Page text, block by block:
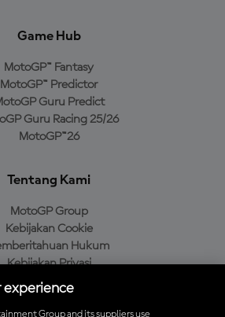
Game Hub
MotoGP™ Fantasy
MotoGP™ Predictor
Guru Predict
Guru Racing 25/26
MotoGP™26
Tentang Kami
MotoGP Group
Kebijakan Cookie
Hukum
Kebijakan Privasi
Kebijakan Pembelian
experience
Group and its suppliers use